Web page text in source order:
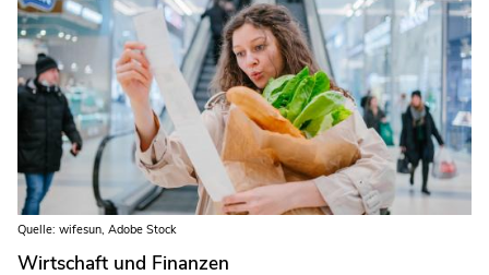
Quelle: wifesun, Adobe Stock
Wirtschaft und Finanzen